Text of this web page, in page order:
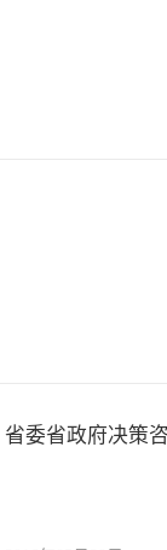
省委省政府决策